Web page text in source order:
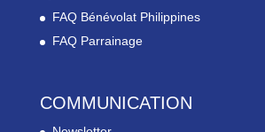
FAQ Bénévolat Philippines
FAQ Parrainage
COMMUNICATION